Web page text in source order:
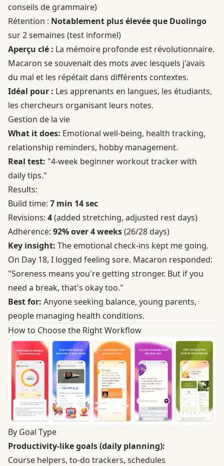
conseils de grammaire)
Rétention : Notablement plus élevée que Duolingo
sur 2 semaines (test informel)
Aperçu clé : La mémoire profonde est révolutionnaire.
Macaron se souvenait des mots avec lesquels j'avais
du mal et les répétait dans différents contextes.
Idéal pour : Les apprenants en langues, les étudiants,
les chercheurs organisant leurs notes.
Gestion de la vie
What it does: Emotional well-being, health tracking,
relationship reminders, hobby management.
Real test: "4-week beginner workout tracker with
daily tips."
Results:
Build time: 7 min 14 sec
Revisions: 4(added stretching, adjusted rest days)
Adherence: 92% over 4 weeks(26/28 days)
Key insight: The emotional check-ins kept me going.
On Day 18, I logged feeling sore. Macaron responded:
"Soreness means you're getting stronger. But if you
need a break, that's okay too."
Best for: Anyone seeking balance, young parents,
people managing health conditions.
How to Choose the Right Workflow
By Goal Type
Productivity-like goals (daily planning):
Course helpers, to-do trackers, schedules